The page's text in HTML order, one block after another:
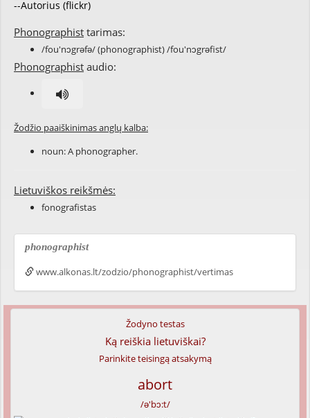
--Autorius (flickr)
Phonographist tarimas:
/fou'nɔgrəfə/ (phonographist) /fou'nɔgrəfist/
Phonographist audio:
Žodžio paaiškinimas anglų kalba:
noun: A phonographer.
Lietuviškos reikšmės:
fonografistas
phonographist
www.alkonas.lt/zodzio/phonographist/vertimas
Žodyno testas
Ką reiškia lietuviškai?
Parinkite teisingą atsakymą
abort
/ə'bɔ:t/